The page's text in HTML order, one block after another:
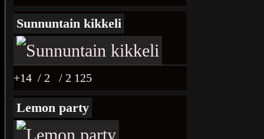
Sunnuntain kikkeli
+14 / 2 / 2 125
Lemon party